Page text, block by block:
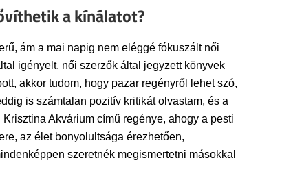
a kínálatot?
ám a mai napig nem eléggé fókuszált női
igényelt, női szerzők által jegyzett könyvek
akkor tudom, hogy pazar regényről lehet szó,
is számtalan pozitív kritikát olvastam, és a
Akvárium című regénye, ahogy a pesti
az élet bonyolultsága érezhetően,
szeretnék megismertetni másokkal